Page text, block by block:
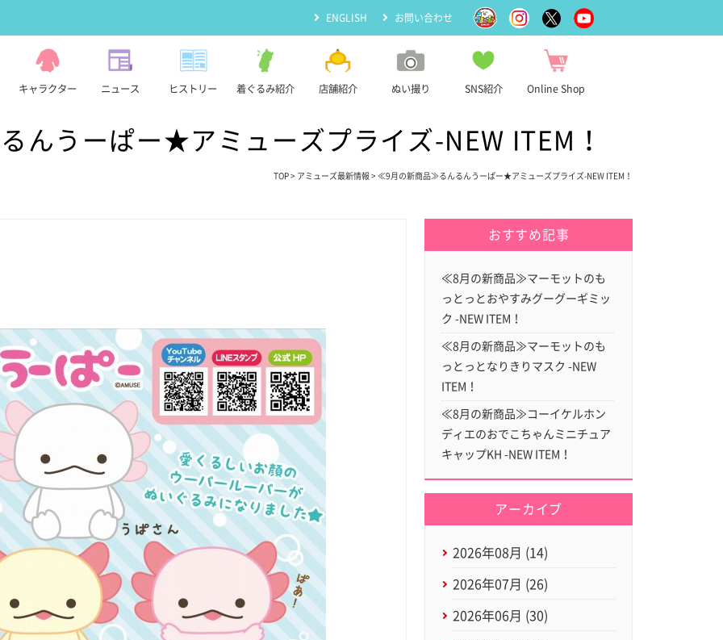
ENGLISH お問い合わせ
キャラクター ニュース ヒストリー 着ぐるみ紹介 店舗紹介 ぬい撮り SNS紹介 Online Shop
うーぱー★アミューズプライズ-NEW ITEM！
TOP > アミューズ最新情報 > ≪9月の新商品≫るんるんうーぱー★アミューズプライズ-NEW ITEM！
おすすめ記事
≪8月の新商品≫マーモットのも
っとっとおやすみグーグーギミッ
ク -NEW ITEM！
≪8月の新商品≫マーモットのも
っとっとなりきりマスク -NEW
ITEM！
≪8月の新商品≫コーイケルホン
ディエのおでこちゃんミニチュア
キャップKH -NEW ITEM！
アーカイブ
2026年08月 (14)
2026年07月 (26)
2026年06月 (30)